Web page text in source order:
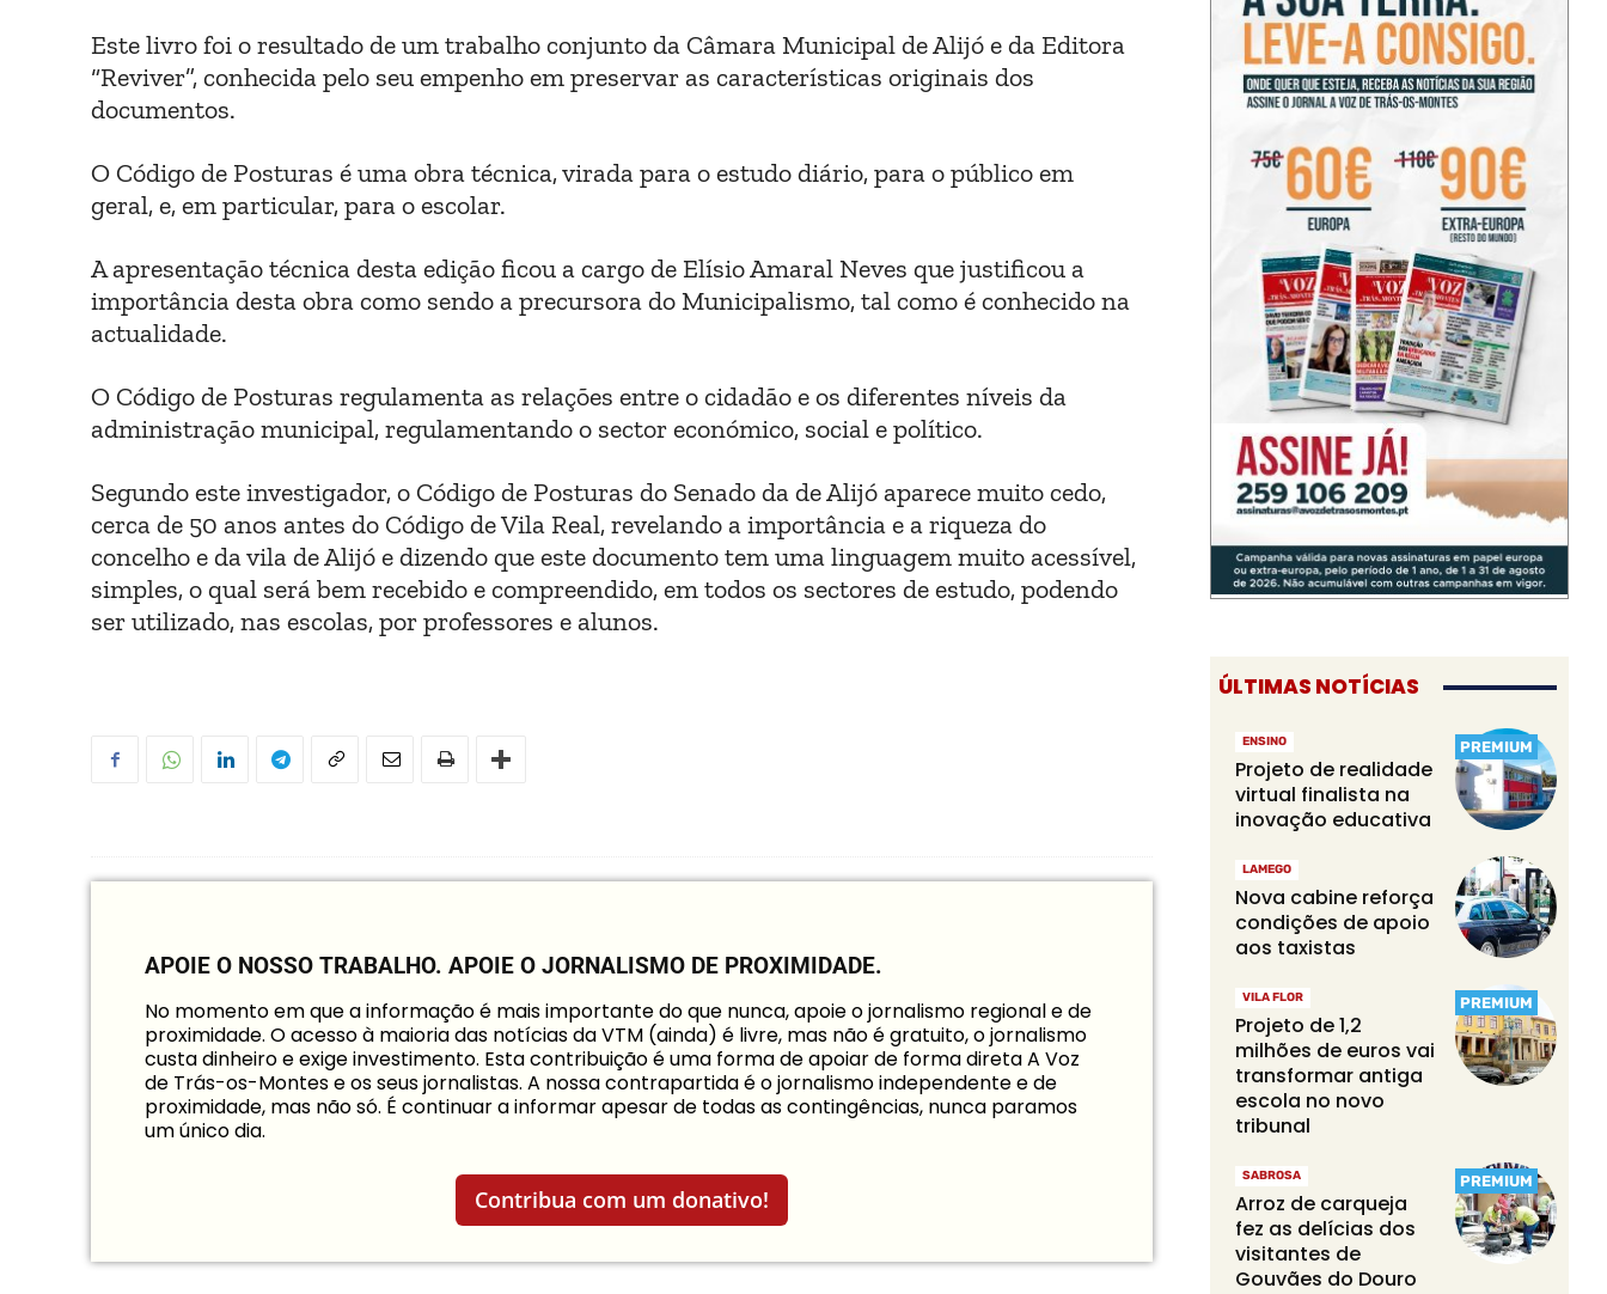
Este livro foi o resultado de um trabalho conjunto da Câmara Municipal de Alijó e da Editora
“Reviver”, conhecida pelo seu empenho em preservar as características originais dos
documentos.
O Código de Posturas é uma obra técnica, virada para o estudo diário, para o público em
geral, e, em particular, para o escolar.
A apresentação técnica desta edição ficou a cargo de Elísio Amaral Neves que justificou a
importância desta obra como sendo a precursora do Municipalismo, tal como é conhecido na
actualidade.
O Código de Posturas regulamenta as relações entre o cidadão e os diferentes níveis da
administração municipal, regulamentando o sector económico, social e político.
Segundo este investigador, o Código de Posturas do Senado da de Alijó aparece muito cedo,
cerca de 50 anos antes do Código de Vila Real, revelando a importância e a riqueza do
concelho e da vila de Alijó e dizendo que este documento tem uma linguagem muito acessível,
simples, o qual será bem recebido e compreendido, em todos os sectores de estudo, podendo
ser utilizado, nas escolas, por professores e alunos.
APOIE O NOSSO TRABALHO. APOIE O JORNALISMO DE PROXIMIDADE.
No momento em que a informação é mais importante do que nunca, apoie o jornalismo regional e de
proximidade. O acesso à maioria das notícias da VTM (ainda) é livre, mas não é gratuito, o jornalismo
custa dinheiro e exige investimento. Esta contribuição é uma forma de apoiar de forma direta A Voz
de Trás-os-Montes e os seus jornalistas. A nossa contrapartida é o jornalismo independente e de
proximidade, mas não só. É continuar a informar apesar de todas as contingências, nunca paramos
um único dia.
Contribua com um donativo!
ÚLTIMAS NOTÍCIAS
PREMIUM
ENSINO
Projeto de realidade
virtual finalista na
inovação educativa
LAMEGO
Nova cabine reforça
condições de apoio
aos taxistas
PREMIUM
VILA FLOR
Projeto de 1,2
milhões de euros vai
transformar antiga
escola no novo
tribunal
PREMIUM
SABROSA
Arroz de carqueja
fez as delícias dos
visitantes de
Gouvães do Douro